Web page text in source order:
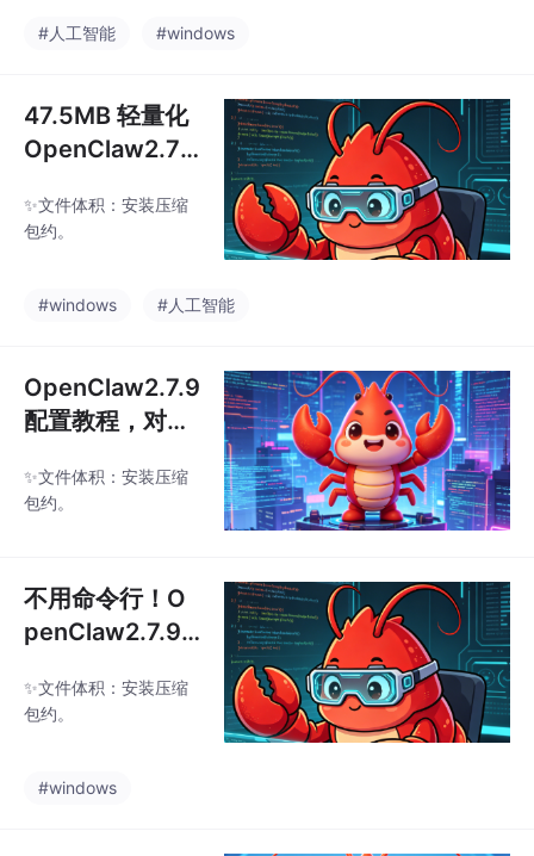
#人工智能 #windows
47.5MB 轻量化
OpenClaw2.7.
AI 自动操控桌面
程序
✨文件体积：安装压缩
包约。
#windows #人工智能
OpenClaw2.7.9
配置教程，对接
聊天指令操控电
脑
✨文件体积：安装压缩
包约。
不用命令行！O
penClaw2.7.9
手快速上手 AI
自动化
✨文件体积：安装压缩
包约。
#windows